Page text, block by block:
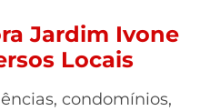
Jardim Ivone
Locais
condomínios,